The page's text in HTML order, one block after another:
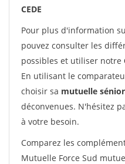
CEDE
Pour plus d'information
pouvez consulter les
possibles et utiliser notre
En utilisant le
choisir sa mutuelle sénior
déconvenues. N'hésitez
à votre besoin.
Comparez les
Mutuelle Force Sud